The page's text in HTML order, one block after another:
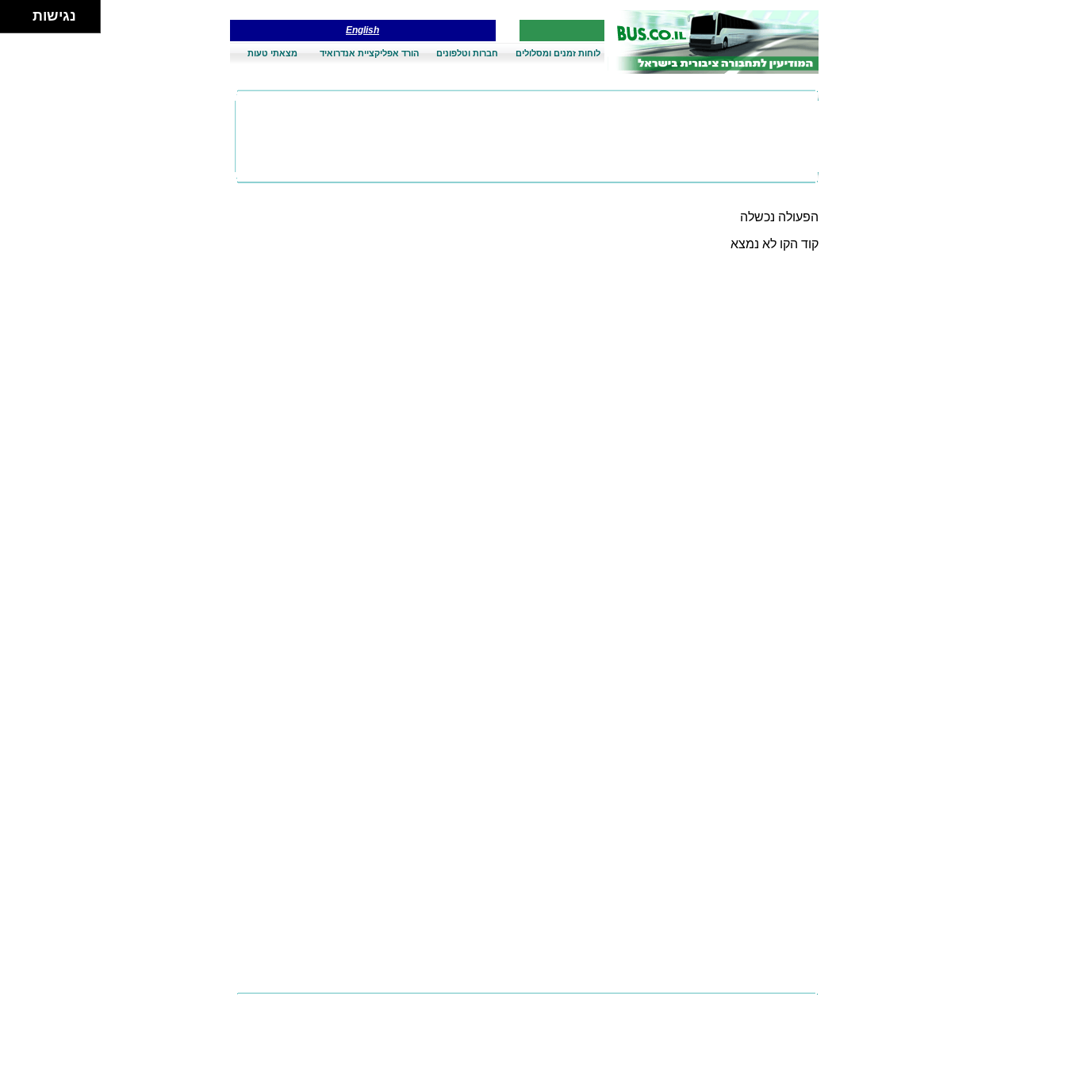
English
לוחות זמנים ומסלולים חברות וטלפונים הורד אפליקציית אנדרואיד מצאתי טעות
הפעולה נכשלה
קוד הקו לא נמצא
נגישות